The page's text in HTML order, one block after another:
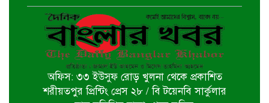
চিতলমারীতে বিদ্যালয় পরিচালনা
পর্ষদের অভিষেক অনুষ্ঠান
বিশ্বকাপ বাণিজ্যিক স্বত্ব বিতর্কে ক্ষমা
চাইল ফিফা
অফিস: ৩৩ ইউসুফ রোড় খুলনা থেকে প্রকাশিত
শরীয়তপুর প্রিন্টিং প্রেস ২৮ / বি টয়েনবি সার্কুলার